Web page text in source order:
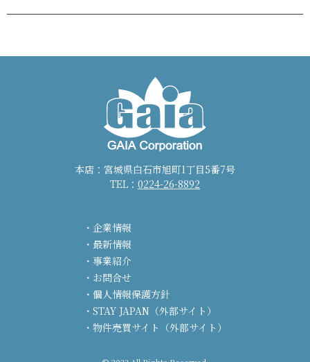
本店：宮城県白石市旭町1丁目5番7号
TEL： 0224-26-8892
企業情報
最新情報
事業紹介
お問合せ
個人情報保護方針
STAY JAPAN（外部サイト）
物件売買サイト（外部サイト）